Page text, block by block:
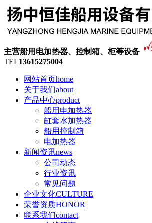
主营船用电加热器、控制箱、柜等设备
TEL13615275004
网站首页home
关于我们about
产品中心product
船用电加热器
缸套水加热器
船用控制箱
电加热器
新闻资讯news
公司动态
行业资讯
常见问题
企业文化CULTURE
荣誉资质HONOR
联系我们contact